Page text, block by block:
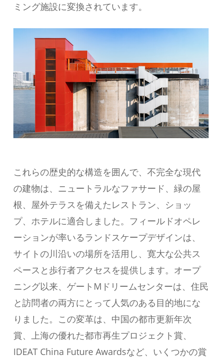
ミング施設に変換されています。
これらの歴史的な構造を囲んで、不完全な現代
の建物は、ニュートラルなファサード、緑の屋
根、屋外テラスを備えたレストラン、ショッ
プ、ホテルに適合しました。フィールドオペレ
ーションが率いるランドスケープデザインは、
サイトの川沿いの場所を活用し、寛大な公共ス
ペースと歩行者アクセスを提供します。オープ
ニング以来、ゲートMドリームセンターは、住民
と訪問者の両方にとって人気のある目的地にな
りました。この変革は、中国の都市更新年次
賞、上海の優れた都市再生プロジェクト賞、
IDEAT China Future Awardsなど、いくつかの賞